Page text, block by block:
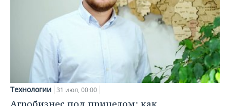
Технологии 31 июл, 00:00
Агробизнес под прицелом: как